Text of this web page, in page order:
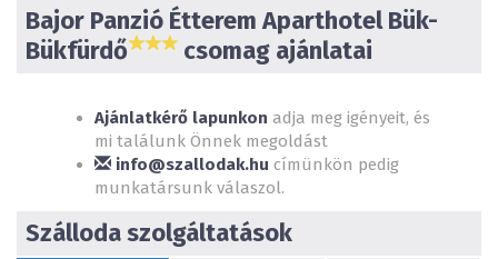
Szállóvendégeinknek többféle ellátást van lehetőségük
igényelni, bőséges büféreggeli kínálattal és félpanziós
vagy vacsorát tartalmaz a reggelin felül.
Bajor Panzió Étterem Aparthotel Bük-
Bükfürdő
csomag ajánlatai
Ajánlatkérő lapunkon adja meg igényeit, és
mi találunk Önnek megoldást
info@szallodak.hu címünkön pedig
munkatársunk válaszol.
Szálloda szolgáltatások